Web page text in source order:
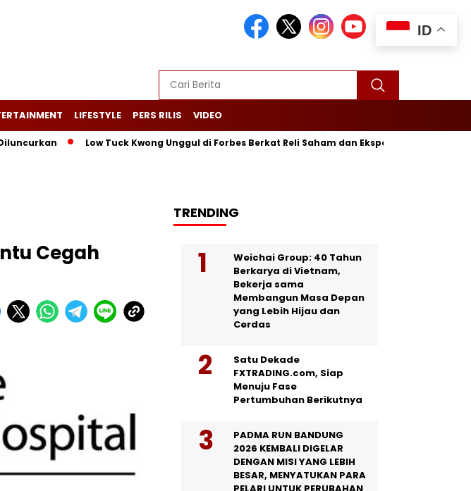
LIFESTYLE PERS RILIS VIDEO
Low Tuck Kwong Unggul di Forbes Berkat Reli Saham dan Ekspor Batu Bara
Cegah
TRENDING
Weichai Group: 40 Tahun
Berkarya di Vietnam,
Bekerja sama
Membangun Masa Depan
yang Lebih Hijau dan
Cerdas
Satu Dekade
FXTRADING.com, Siap
Menuju Fase
Pertumbuhan Berikutnya
PADMA RUN BANDUNG
2026 KEMBALI DIGELAR
DENGAN MISI YANG LEBIH
BESAR, MENYATUKAN PARA
ID